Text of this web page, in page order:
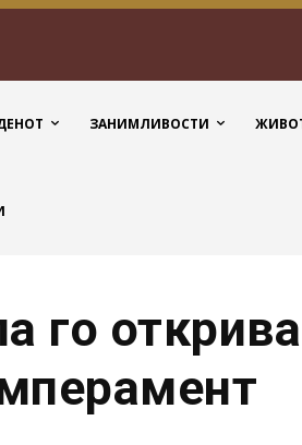
ЗАНИМЛИВОСТИ
го открива